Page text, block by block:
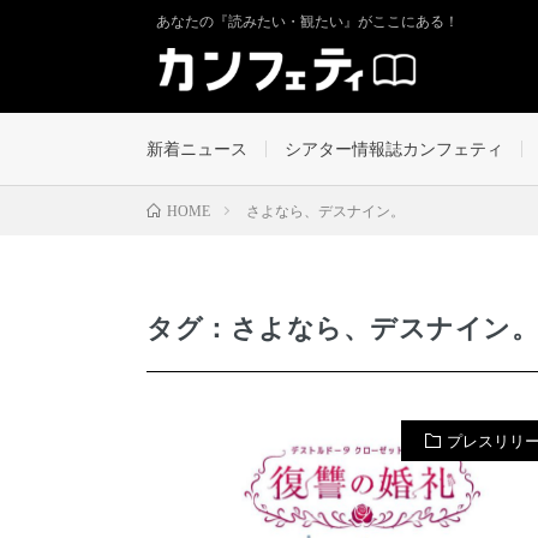
あなたの『読みたい・観たい』がここにある！
新着ニュース シアター情報誌カンフェティ
HOME さよなら、デスナイン。
タグ：さよなら、デスナイン。
プレスリリ